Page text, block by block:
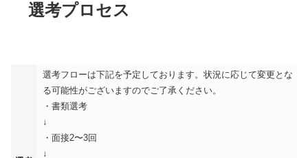
選考プロセス
選考フローは下記を予定しております。状況に応じて変更とな
る可能性がございますのでご了承ください。
・書類選考
↓
・面接2〜3回
↓